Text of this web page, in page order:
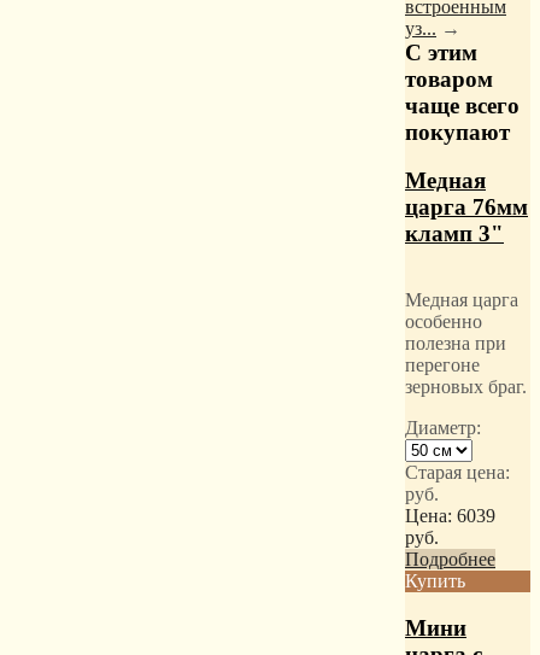
встроенным
уз... →
С этим
товаром
чаще всего
покупают
Медная
царга 76мм
кламп 3"
Медная царга
особенно
полезна при
перегоне
зерновых браг.
Диаметр:
Старая цена:
руб.
Цена: 6039
руб.
Подробнее
Купить
Мини